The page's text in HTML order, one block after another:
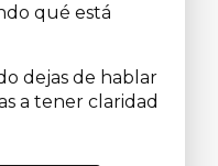
qué está
dejas de hablar
a tener claridad